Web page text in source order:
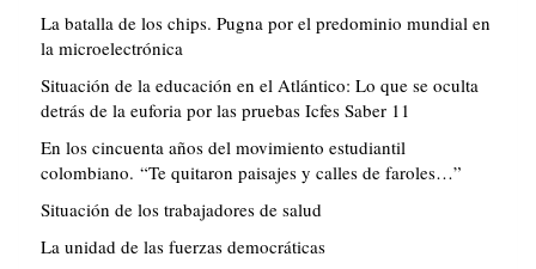
La batalla de los chips. Pugna por el predominio mundial en
la microelectrónica
Situación de la educación en el Atlántico: Lo que se oculta
detrás de la euforia por las pruebas Icfes Saber 11
En los cincuenta años del movimiento estudiantil
colombiano. “Te quitaron paisajes y calles de faroles…”
Situación de los trabajadores de salud
La unidad de las fuerzas democráticas